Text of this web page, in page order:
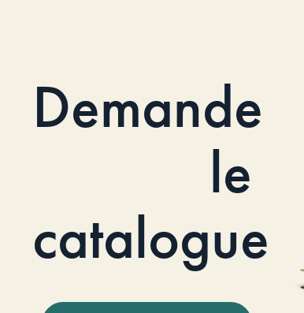
Demande
le
catalogue